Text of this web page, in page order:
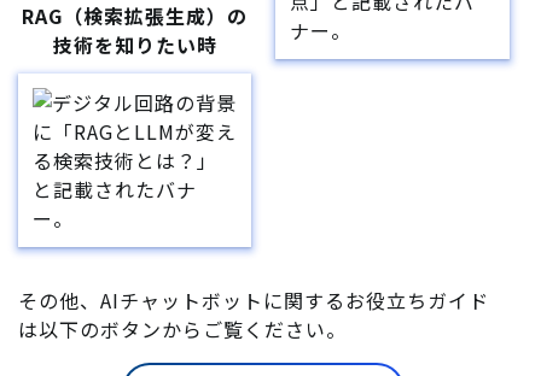
RAG（検索拡張生成）の
技術を知りたい時
その他、AIチャットボットに関するお役立ちガイド
は以下のボタンからご覧ください。